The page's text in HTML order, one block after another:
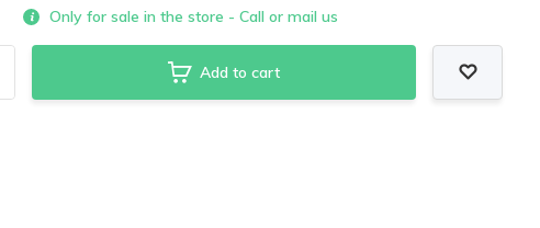
Only for sale in the store - Call or mail us
Add to cart